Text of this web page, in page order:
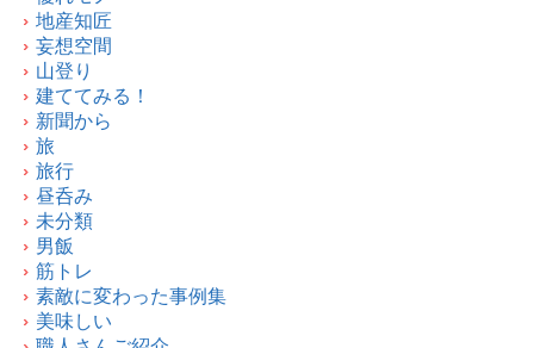
地産知匠
妄想空間
山登り
建ててみる！
新聞から
旅
旅行
昼呑み
未分類
男飯
筋トレ
素敵に変わった事例集
美味しい